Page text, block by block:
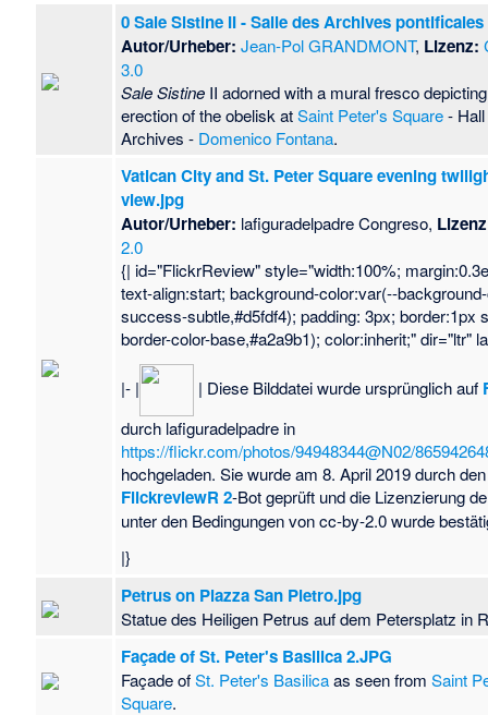
0 Sale Sistine II - Salle des Archives
Autor/Urheber: Jean-Pol GRANDMONT, Lizenz:
3.0
Sale Sistine II adorned with a mural fresco
erection of the obelisk atSaint Peter's Square-
Archives - Domenico Fontana.
Vatican City and St. Peter Square evening
view.jpg
Autor/Urheber: lafiguradelpadre Congreso,
2.0
{| id="FlickrReview" style="width:100%;
text-align:start; background-color:var(--
success-subtle,#d5fdf4); padding: 3px; border:1px
border-color-base,#a2a9b1); color:inherit;" dir="ltr"
|- | | Diese Bilddatei wurde ursprünglich auf
durch lafiguradelpadre in
https://flickr.com/photos/94948344@N02/
hochgeladen. Sie wurde am 8. April 2019 durch den
FlickreviewR 2-Bot geprüft und die Lizenzierung
unter den Bedingungen von cc-by-2.0 wurde
|}
Petrus on Piazza San Pietro.jpg
Statue des Heiligen Petrus auf dem Petersplatz in
Façade of St. Peter's Basilica 2.JPG
Façade ofSt. Peter's Basilicaas seen fromSaint
Square.